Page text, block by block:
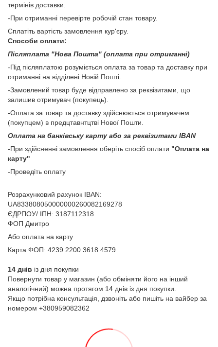
термінів доставки.
-При отриманні перевірте робочій стан товару.
Сплатіть вартість замовлення кур'єру.
Способи оплати:
Післяплата "Нова Пошта" (оплата при отриманні)
-Під післяплатою розуміється оплата за товар та доставку при
отриманні на відділені Новій Пошті.
-Замовлений товар буде відправлено за реквізитами, що
залишив отримувач (покупець).
-Оплата за товар та доставку здійснюється отримувачем
(покупцем) в предцтавнтцтві Нової Пошти.
Оплата на банківську карту або за реквізитами IBAN
-При здійсненні замовлення оберіть спосіб оплати "Оплата на
карту"
-Проведіть оплату
Розрахунковий рахунок IBAN:
UA833808050000000260082169278
ЄДРПОУ/ ІПН: 3187112318
ФОП Дмитро
Або оплата на карту
Карта ФОП: 4239 2200 3618 4579
14 днів із дня покупки
Повернути товар у магазин (або обміняти його на інший
аналогічний) можна протягом 14 днів із дня покупки.
Якщо потрібна консультація, дзвоніть або пишіть на вайбер за
номером +380959082362